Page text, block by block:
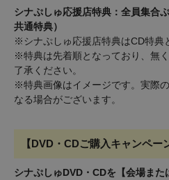
シナぷしゅ応援店特典：全員集合
共通特典）
※シナぷしゅ応援店特典はCD特典
※特典は先着順となっており、無
了承ください。
※特典画像はイメージです。実際
なる場合がございます。
【DVD・CDご購入キャンペー
シナぷしゅDVD・CDを【会場ま